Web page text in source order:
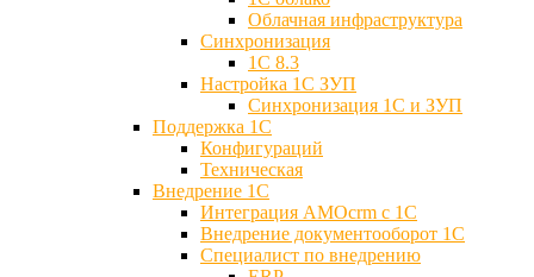
Облачная инфраструктура
Синхронизация
1С 8.3
Настройка 1С ЗУП
Синхронизация 1С и ЗУП
Поддержка 1С
Конфигураций
Техническая
Внедрение 1С
Интеграция AMOcrm с 1C
Внедрение документооборот 1С
Специалист по внедрению